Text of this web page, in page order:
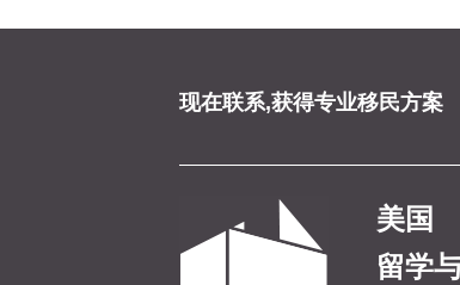
现在联系,获得专业移民方案
美国
留学